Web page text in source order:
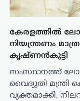
കേരളത്തിൽ
നിയന്ത്രണം
കൃഷ്ണൻകുട്ടി
സംസ്ഥാനത്ത്
വൈദ്യുതി മന്ത്രി
വ്യക്തമാക്കി.